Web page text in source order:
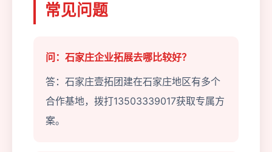
常见问题
问：石家庄企业拓展去哪比较好？
答：石家庄壹拓团建在石家庄地区有多个
合作基地，拨打13503339017获取专属方
案。